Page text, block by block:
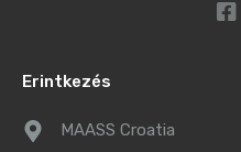
Erintkezés
MAASS Croatia